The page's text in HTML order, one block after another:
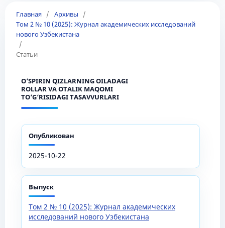
Главная / Архивы
/
Том 2 № 10 (2025): Журнал академических исследований
нового Узбекистана
/
Статьи
O‘SPIRIN QIZLARNING OILADAGI
ROLLAR VA OTALIK MAQOMI
TO‘G‘RISIDAGI TASAVVURLARI
Опубликован
2025-10-22
Выпуск
Том 2 № 10 (2025): Журнал академических
исследований нового Узбекистана